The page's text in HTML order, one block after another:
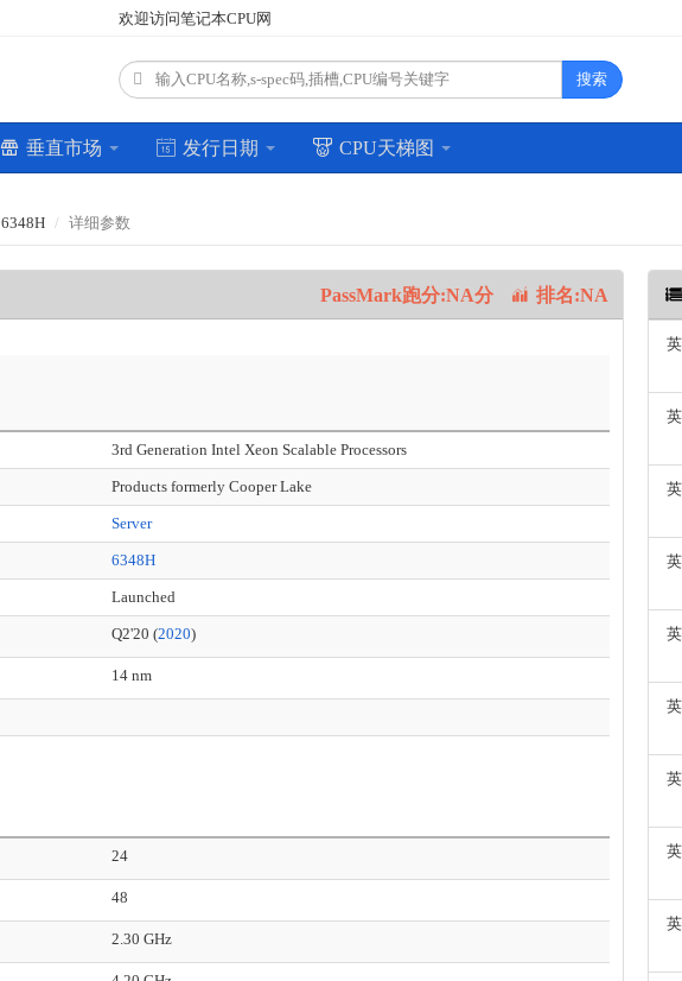
欢迎访问笔记本CPU网
搜索
垂直市场 发行日期 CPU天梯图
6348H 详细参数
PassMark跑分:NA分 排名:NA
3rd Generation Intel Xeon Scalable Processors
Products formerly Cooper Lake
Server
6348H
Launched
Q2'20 (2020)
14 nm
24
48
2.30 GHz